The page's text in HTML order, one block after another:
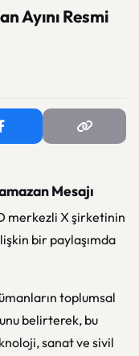
Ayını Resmi
Mesajı
merkezli X şirketinin
bir paylaşımda
toplumsal
belirterek, bu
sanat ve sivil